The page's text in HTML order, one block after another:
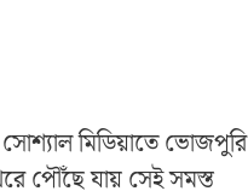
সোশ্যাল মিডিয়াতে ভোজপুরি
পৌঁছে যায় সেই সমস্ত